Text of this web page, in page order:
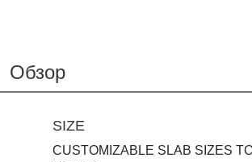
Обзор
SIZE
CUSTOMIZABLE SLAB SIZES